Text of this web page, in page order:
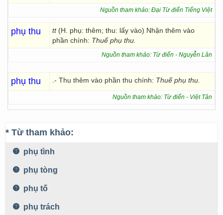
Nguồn tham khảo: Đại Từ điển Tiếng Việt
phụ thu tt (H. phụ: thêm; thu: lấy vào) Nhận thêm vào
phần chính: Thuế phụ thu.
Nguồn tham khảo: Từ điển - Nguyễn Lân
phụ thu .- Thu thêm vào phần thu chính: Thuế phụ thu.
Nguồn tham khảo: Từ điển - Việt Tân
* Từ tham khảo:
phụ tình
phụ tòng
phụ tố
phụ trách